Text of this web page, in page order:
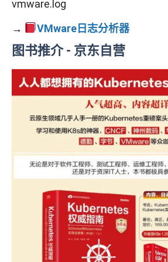
vmware.log
→
VMware日志分析器
图书推介 - 京东自营